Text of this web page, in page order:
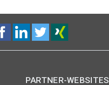
PARTNER-WEBSITES